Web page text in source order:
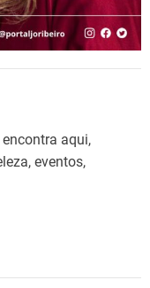
aqui,
eventos,